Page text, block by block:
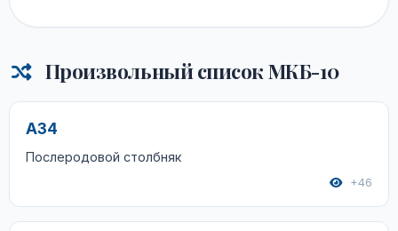
Произвольный список МКБ-10
A34
Послеродовой столбняк
+46